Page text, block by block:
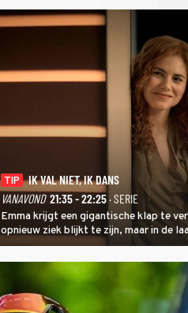
TIP
IK VAL NIET, IK DANS
VANAVOND 21:35 - 22:25· SERIE
Emma krijgt een gigantische klap te
opnieuw ziek blijkt te zijn, maar in de
Val Niet, Ik Dans laat ze zien dat ze
geven, zelfs als ze daarvoor een
moet ondergaan.